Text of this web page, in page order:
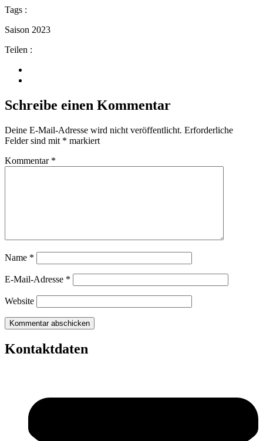
Tags :
Saison 2023
Teilen :
Schreibe einen Kommentar
Deine E-Mail-Adresse wird nicht veröffentlicht. Erforderliche
Felder sind mit * markiert
Kommentar *
Name *
E-Mail-Adresse *
Website
Kontaktdaten